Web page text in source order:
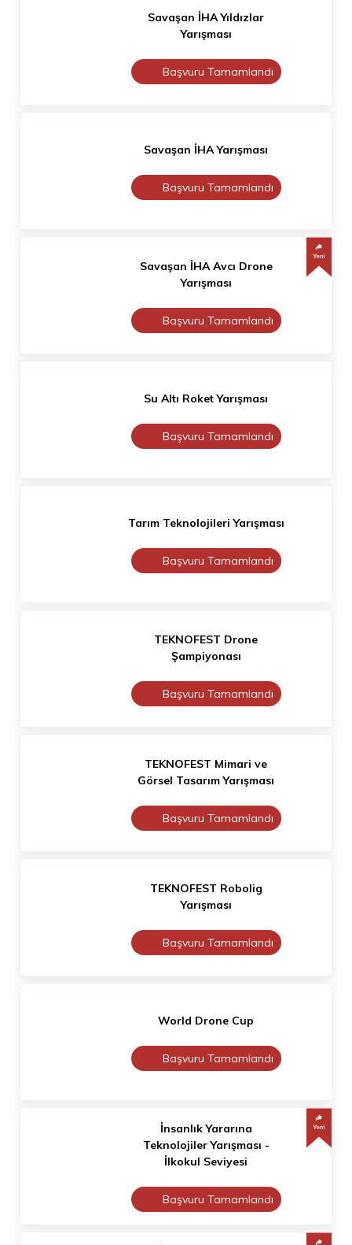
Savaşan İHA Yıldızlar
Yarışması
Başvuru Tamamlandı
Savaşan İHA Yarışması
Başvuru Tamamlandı
Savaşan İHA Avcı Drone
Yarışması
Başvuru Tamamlandı
Su Altı Roket Yarışması
Başvuru Tamamlandı
Tarım Teknolojileri Yarışması
Başvuru Tamamlandı
TEKNOFEST Drone
Şampiyonası
Başvuru Tamamlandı
TEKNOFEST Mimari ve
Görsel Tasarım Yarışması
Başvuru Tamamlandı
TEKNOFEST Robolig
Yarışması
Başvuru Tamamlandı
World Drone Cup
Başvuru Tamamlandı
İnsanlık Yararına
Teknolojiler Yarışması -
İlkokul Seviyesi
Başvuru Tamamlandı